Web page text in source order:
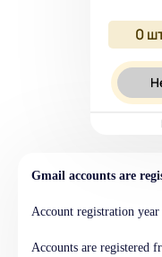
0
Gmail accounts are
Account registration
Accounts are registered